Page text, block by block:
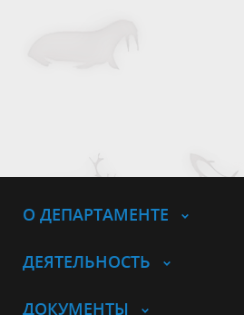
О ДЕПАРТАМЕНТЕ
ДЕЯТЕЛЬНОСТЬ
ДОКУМЕНТЫ